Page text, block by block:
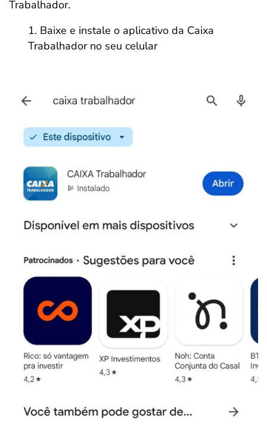
Trabalhador.
Baixe e instale o aplicativo da Caixa
Trabalhador no seu celular